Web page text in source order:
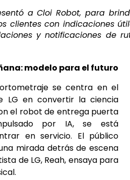
a Cloi Robot, para
clientes con indicaciones
y notificaciones de
modelo para el futuro
se centra en el
LG en convertir la ciencia
el robot de entrega puerta
por IA, se está
en servicio. El público
mirada detrás de escena
de LG, Reah, ensaya para